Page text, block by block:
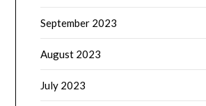
September 2023
August 2023
July 2023